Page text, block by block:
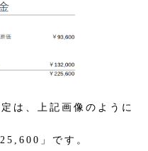
は、上記画像のように
」です。